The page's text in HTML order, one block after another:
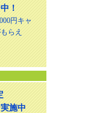
！
円キャ
らえ
施中